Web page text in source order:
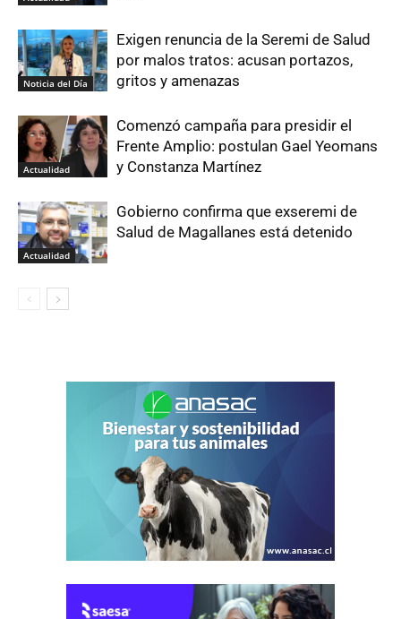
Noticia del Día
Exigen renuncia de la Seremi de Salud
por malos tratos: acusan portazos,
gritos y amenazas
Actualidad
Comenzó campaña para presidir el
Frente Amplio: postulan Gael Yeomans
y Constanza Martínez
Actualidad
Gobierno confirma que exseremi de
Salud de Magallanes está detenido